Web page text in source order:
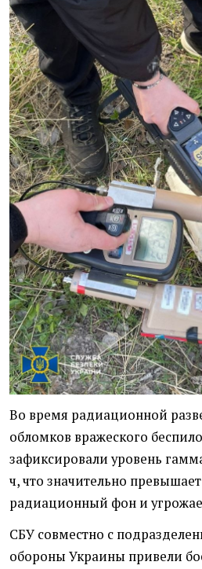
Во время радиационной
обломков вражеского
зафиксировали уровень
ч, что значительно
радиационный фон и
СБУ совместно с
обороны Украины привели